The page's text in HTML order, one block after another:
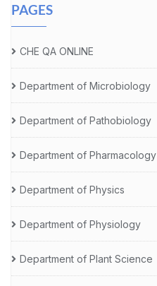
PAGES
CHE QA ONLINE
Department of Microbiology
Department of Pathobiology
Department of Pharmacology
Department of Physics
Department of Physiology
Department of Plant Science